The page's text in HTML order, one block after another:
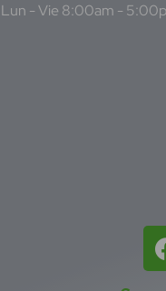
Lun - Vie 8:00am -